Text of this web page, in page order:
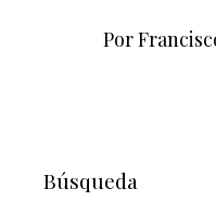
Por
Búsqueda